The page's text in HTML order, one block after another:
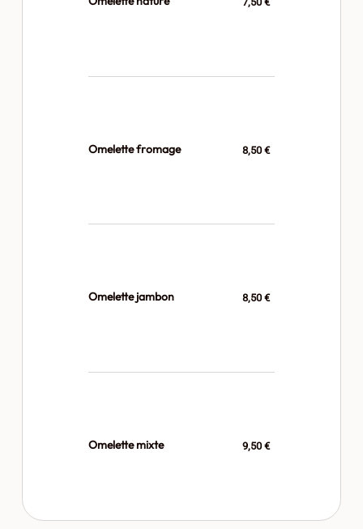
Omelette fromage 8,50 €
Omelette jambon 8,50 €
Omelette mixte 9,50 €